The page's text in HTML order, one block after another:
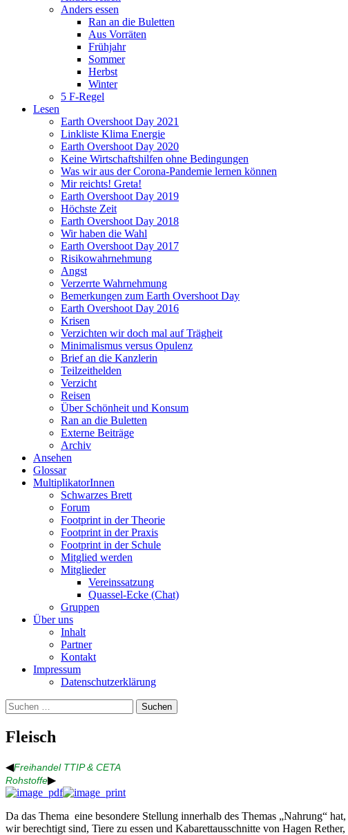
Anders essen
Ran an die Buletten
Aus Vorräten
Frühjahr
Sommer
Herbst
Winter
5 F-Regel
Lesen
Earth Overshoot Day 2021
Linkliste Klima Energie
Earth Overshoot Day 2020
Keine Wirtschaftshilfen ohne Bedingungen
Was wir aus der Corona-Pandemie lernen können
Mir reichts! Greta!
Earth Overshoot Day 2019
Höchste Zeit
Earth Overshoot Day 2018
Wir haben die Wahl
Earth Overshoot Day 2017
Risikowahrnehmung
Angst
Verzerrte Wahrnehmung
Bemerkungen zum Earth Overshoot Day
Earth Overshoot Day 2016
Krisen
Verzichten wir doch mal auf Trägheit
Minimalismus versus Opulenz
Brief an die Kanzlerin
Teilzeithelden
Verzicht
Reisen
Über Schönheit und Konsum
Ran an die Buletten
Externe Beiträge
Archiv
Ansehen
Glossar
MultiplikatorInnen
Schwarzes Brett
Forum
Footprint in der Theorie
Footprint in der Praxis
Footprint in der Schule
Mitglied werden
Mitglieder
Vereinssatzung
Quassel-Ecke (Chat)
Gruppen
Über uns
Inhalt
Partner
Kontakt
Impressum
Datenschutzerklärung
Suchen
nach:
Fleisch
◀Freihandel TTIP & CETA
Rohstoffe▶
Da das Thema eine besondere Stellung innerhalb des Themas „Nahrung“
wir berechtigt sind, Tiere zu essen und Kabarettausschnitte von Hagen